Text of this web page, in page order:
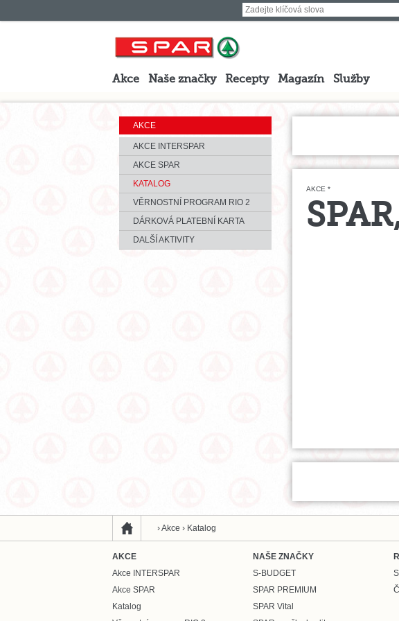
Akce Naše značky Recepty Magazín Služby
AKCE
AKCE INTERSPAR
AKCE SPAR
KATALOG
VĚRNOSTNÍ PROGRAM RIO 2
DÁRKOVÁ PLATEBNÍ KARTA
DALŠÍ AKTIVITY
AKCE *
›Akce › Katalog
AKCE
Akce INTERSPAR
Akce SPAR
Katalog
NAŠE ZNAČKY
S-BUDGET
SPAR PREMIUM
SPAR Vital